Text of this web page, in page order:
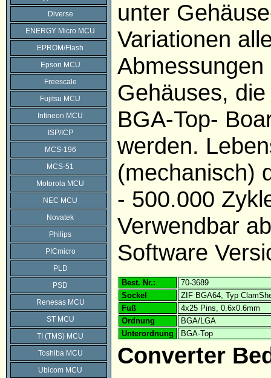
Diverse
ENERGY Micro MCU
EPROM/Flash
Epson MCU
Freescale
Fujitsu MCU
Infineon MCU
ISP/ICP
MCS-196
MCS-51
Motorola MCU
NEC MCU
Novatek
Philips
PICmicro
PLD
PSD
Renesas MCU
ST MCU
TI (TMS) MCU
Toshiba MCU
Ubicom MCU
unter
Variationen
Gehäuses,
BGA-Top-
werden.
(mechanisch)
- 500.000
Verwendbar
Software
Best. Nr.:
70-3689
Sockel
ZIF BGA64, Typ
Fuß
4x25 Pins, 0.6x0.6mm
Ordnung
BGA/LGA
Unterordnung
BGA-Top
Converter